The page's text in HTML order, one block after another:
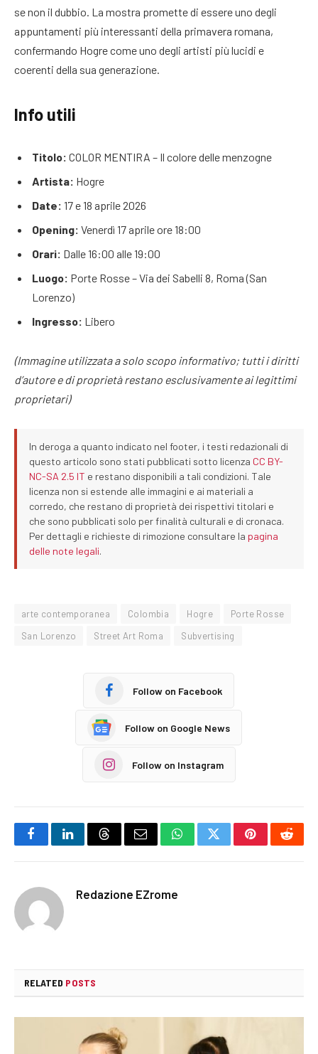
se non il dubbio. La mostra promette di essere uno degli
appuntamenti più interessanti della primavera romana,
confermando Hogre come uno degli artisti più lucidi e
coerenti della sua generazione.
Info utili
Titolo: COLOR MENTIRA – Il colore delle menzogne
Artista: Hogre
Date: 17 e 18 aprile 2026
Opening: Venerdì 17 aprile ore 18:00
Orari: Dalle 16:00 alle 19:00
Luogo: Porte Rosse – Via dei Sabelli 8, Roma (San
Lorenzo)
Ingresso: Libero
(Immagine utilizzata a solo scopo informativo; tutti i diritti
d’autore e di proprietà restano esclusivamente ai legittimi
proprietari)
In deroga a quanto indicato nel footer, i testi redazionali di
questo articolo sono stati pubblicati sotto licenza CC BY-
NC-SA 2.5 IT e restano disponibili a tali condizioni. Tale
licenza non si estende alle immagini e ai materiali a
corredo, che restano di proprietà dei rispettivi titolari e
che sono pubblicati solo per finalità culturali e di cronaca.
Per dettagli e richieste di rimozione consultare la pagina
delle note legali.
arte contemporanea Colombia Hogre
Porte Rosse
San Lorenzo
Street Art Roma Subvertising
Follow on Facebook
Follow on Google News
Follow on Instagram
FacebookLinkedInThreadsEmail WhatsAppTwitterPinterest
Redazione EZrome
RELATED POSTS